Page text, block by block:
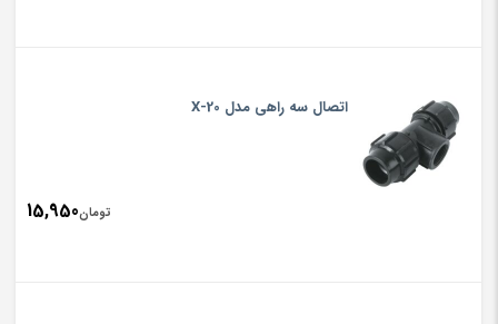
اتصال سه راهی مدل X-20
تومان15,950